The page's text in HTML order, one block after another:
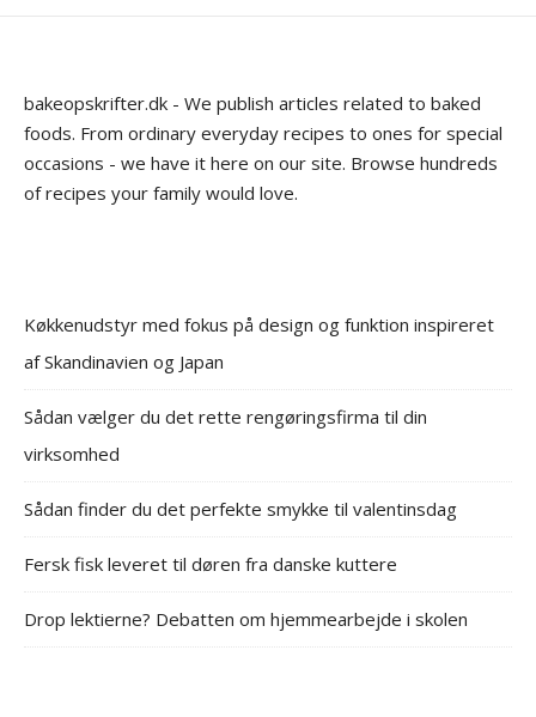
bakeopskrifter.dk - We publish articles related to baked
foods. From ordinary everyday recipes to ones for special
occasions - we have it here on our site. Browse hundreds
of recipes your family would love.
Køkkenudstyr med fokus på design og funktion inspireret
af Skandinavien og Japan
Sådan vælger du det rette rengøringsfirma til din
virksomhed
Sådan finder du det perfekte smykke til valentinsdag
Fersk fisk leveret til døren fra danske kuttere
Drop lektierne? Debatten om hjemmearbejde i skolen